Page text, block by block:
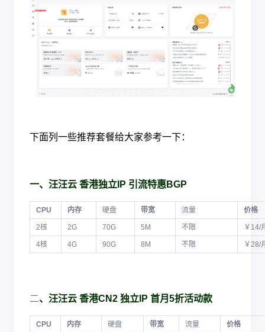
下面列一些推荐套餐给大家参考一下：
一、汪汪云 香港独立IP 引流特惠BGP
CPU 内存 硬盘 带宽 流量 价格
2核 2G 70G 5M 不限 ￥14/
4核 4G 90G 8M 不限 ￥28/
二、汪汪云 香港CN2 独立IP 首月5折活动款
CPU 内存 硬盘 带宽 流量 价格